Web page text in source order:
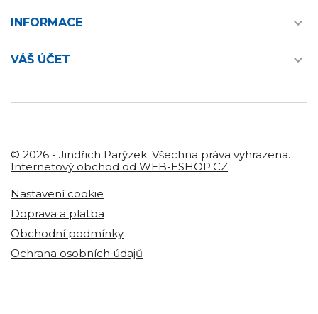
INFORMACE 
VÁŠ ÚČET 
© 2026 - Jindřich Parýzek. Všechna práva vyhrazena.
Internetový obchod od WEB-ESHOP.CZ
Nastavení cookie
Doprava a platba
Obchodní podmínky
Ochrana osobních údajů